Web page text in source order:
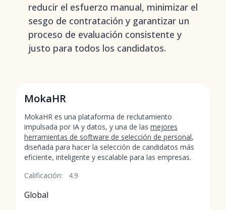
reducir el esfuerzo manual, minimizar el
sesgo de contratación y garantizar un
proceso de evaluación consistente y
justo para todos los candidatos.
MokaHR
MokaHR es una plataforma de reclutamiento
impulsada por IA y datos, y una de las mejores
herramientas de software de selección de personal,
diseñada para hacer la selección de candidatos más
eficiente, inteligente y escalable para las empresas.
Calificación:
4.9
Global